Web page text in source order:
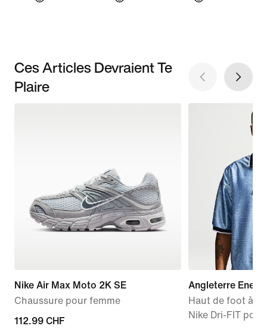
Ces Articles Devraient Te
Plaire
Nike Air Max Moto 2K SE
Chaussure pour femme
current
112.99 CHF
Angleterre
Haut de foot à
Nike Dri-FIT